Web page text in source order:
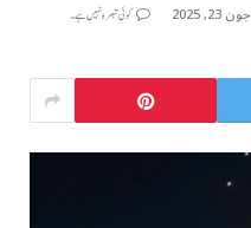
جون 23, 2025 کوئی تبصرہ نہیں ہے۔